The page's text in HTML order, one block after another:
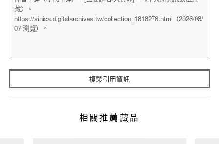
複製引用資訊
相關推薦藏品